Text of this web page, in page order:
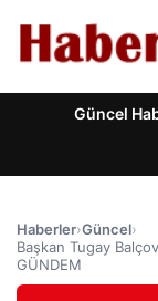
Güncel
Haberler›Güncel›
Başkan Tugay
GÜNDEM